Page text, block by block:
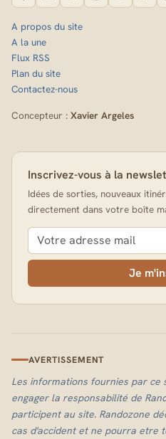
A propos du site
A la une
Flux RSS
Plan du site
Contactez-nous
Concepteur : Xavier Argeles
Inscrivez-vous à la
Idées de sorties, nouveaux
directement dans votre boîte
Je
AVERTISSEMENT
Les informations fournies par ce
engager la responsabilité de
participent au site. Randozone
cas d'accident et ne pourra etre